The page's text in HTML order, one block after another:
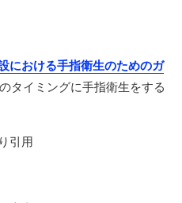
における手指衛生のためのガ
タイミングに手指衛生をする
引用